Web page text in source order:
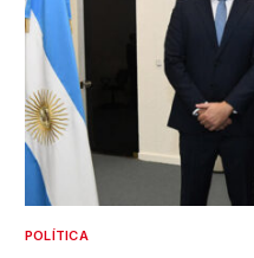
POLÍTICA